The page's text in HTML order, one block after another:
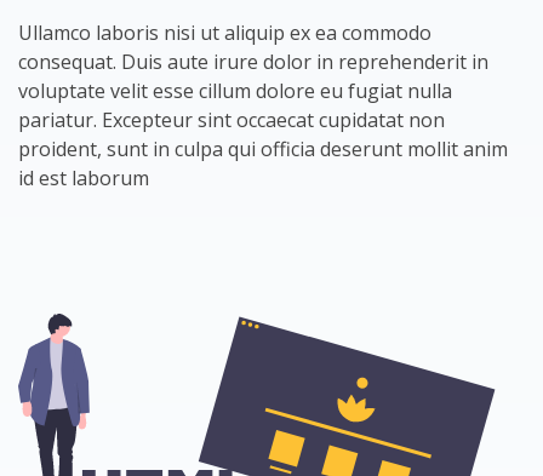
Ullamco laboris nisi ut aliquip ex ea commodo
consequat. Duis aute irure dolor in reprehenderit in
voluptate velit esse cillum dolore eu fugiat nulla
pariatur. Excepteur sint occaecat cupidatat non
proident, sunt in culpa qui officia deserunt mollit anim
id est laborum